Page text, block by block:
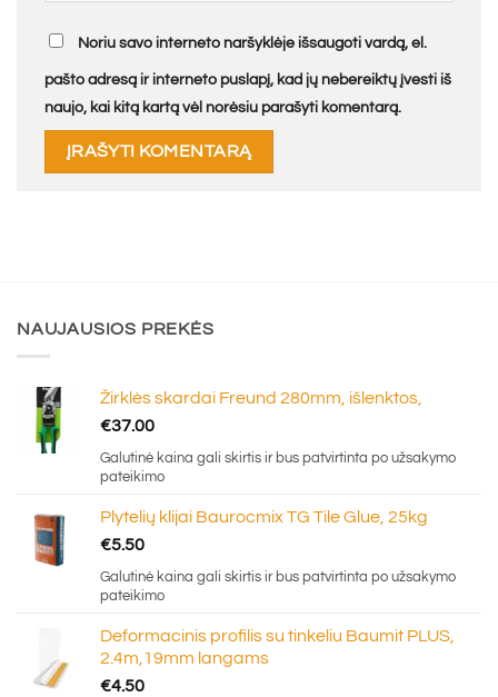
Noriu savo interneto naršyklėje išsaugoti vardą, el.
pašto adresą ir interneto puslapį, kad jų nebereiktų įvesti iš
naujo, kai kitą kartą vėl norėsiu parašyti komentarą.
NAUJAUSIOS PREKĖS
Žirklės skardai Freund 280mm, išlenktos,
€37.00
Galutinė kaina gali skirtis ir bus patvirtinta po užsakymo
pateikimo
Plytelių klijai Baurocmix TG Tile Glue, 25kg
€5.50
Galutinė kaina gali skirtis ir bus patvirtinta po užsakymo
pateikimo
Deformacinis profilis su tinkeliu Baumit PLUS,
2.4m,19mm langams
€4.50